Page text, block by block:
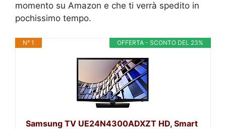
momento su Amazon e che ti verrà spedito in
pochissimo tempo.
OFFERTA - SCONTO DEL 23%
N° 1
Samsung TV UE24N4300ADXZT HD, Smart